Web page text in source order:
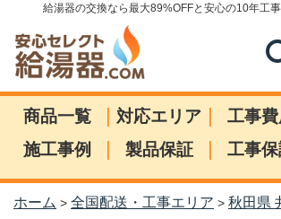
給湯器の交換なら最大89%OFFと安心の10年工
商品一覧 | 対応エリア | 工事費
施工事例
| 製品保証 | 工事
ホーム > 全国配送・工事エリア > 秋田県